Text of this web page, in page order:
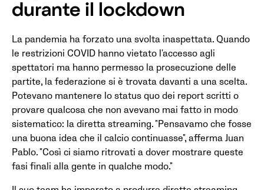
durante il lockdown
La pandemia ha forzato una svolta inaspettata. Quando
le restrizioni COVID hanno vietato l'accesso agli
spettatori ma hanno permesso la prosecuzione delle
partite, la federazione si è trovata davanti a una scelta.
Potevano mantenere lo status quo dei report scritti o
provare qualcosa che non avevano mai fatto in modo
sistematico: la diretta streaming. "Pensavamo che fosse
una buona idea che il calcio continuasse", afferma Juan
Pablo. "Così ci siamo ritrovati a dover mostrare queste
fasi finali alla gente in qualche modo."